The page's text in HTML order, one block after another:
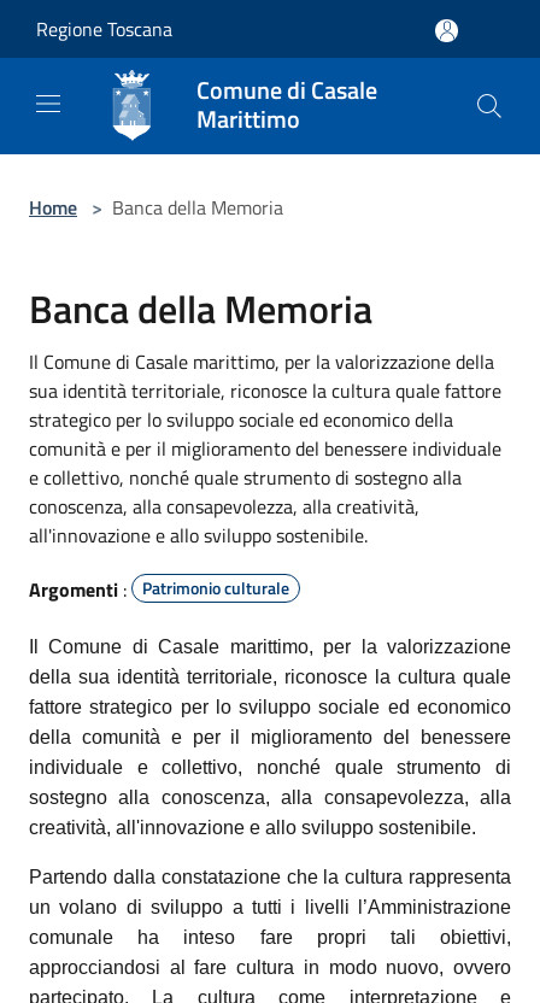
Regione Toscana
Comune di Casale
Marittimo
Home > Banca della Memoria
Banca della Memoria
Il Comune di Casale marittimo, per la valorizzazione della
sua identità territoriale, riconosce la cultura quale fattore
strategico per lo sviluppo sociale ed economico della
comunità e per il miglioramento del benessere individuale
e collettivo, nonché quale strumento di sostegno alla
conoscenza, alla consapevolezza, alla creatività,
all'innovazione e allo sviluppo sostenibile.
Argomenti : Patrimonio culturale
Il Comune di Casale marittimo, per la valorizzazione
della sua identità territoriale, riconosce la cultura quale
fattore strategico per lo sviluppo sociale ed economico
della comunità e per il miglioramento del benessere
individuale e collettivo, nonché quale strumento di
sostegno alla conoscenza, alla consapevolezza, alla
creatività, all'innovazione e allo sviluppo sostenibile.
Partendo dalla constatazione che la cultura rappresenta
un volano di sviluppo a tutti i livelli l’Amministrazione
comunale ha inteso fare propri tali obiettivi,
approcciandosi al fare cultura in modo nuovo, ovvero
partecipato. La cultura come interpretazione e